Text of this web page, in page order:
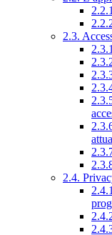
2.3.
2.4.